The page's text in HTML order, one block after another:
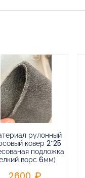
рулонный
ковер 2*25
подложка
ворс 6мм)
2600